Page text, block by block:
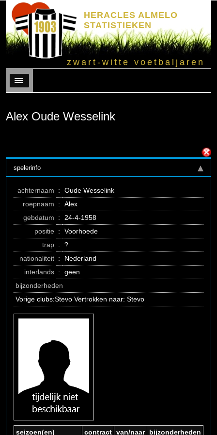
HERACLES ALMELO
STATISTIEKEN
zwart-witte voetbaljaren
Menu
Alex Oude Wesselink
spelerinfo
achternaam :
Oude Wesselink
roepnaam
:
Alex
gebdatum
:
24-4-1958
positie :
Voorhoede
trap :
?
nationaliteit :
Nederland
interlands :
geen
bijzonderheden
Vorige clubs:Stevo Vertrokken naar: Stevo
seizoen(en) contract van/naar bijzonderheden